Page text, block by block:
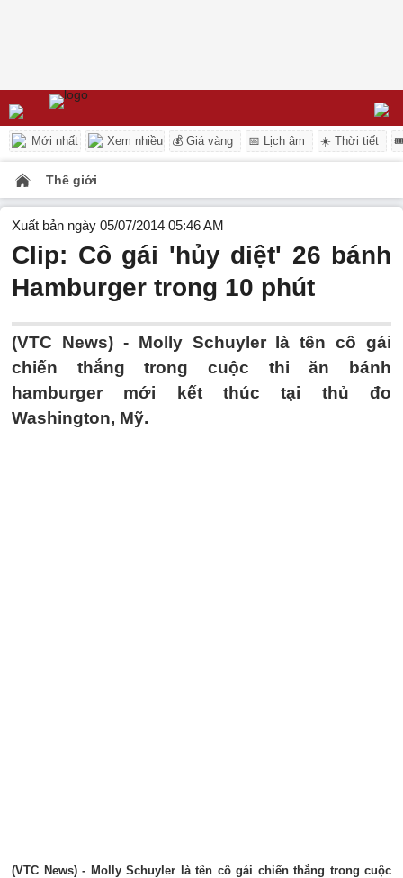
Mới nhất Xem nhiều 💰 Giá vàng 📅 Lịch âm ☀️ Thời tiết
Thế giới
Xuất bản ngày 05/07/2014 05:46 AM
Clip: Cô gái 'hủy diệt' 26 bánh
Hamburger trong 10 phút
(VTC News) - Molly Schuyler là tên cô gái
chiến thắng trong cuộc thi ăn bánh
hamburger mới kết thúc tại thủ đo
Washington, Mỹ.
(VTC News) - Molly Schuyler là tên cô gái chiến thắng trong cuộc